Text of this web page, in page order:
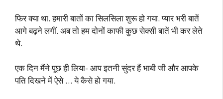
फिर क्या था. हमारी बातों का सिलसिला शुरू हो गया. प्यार भरी बातें
आगे बढ़ने लगीं. अब तो हम दोनों काफी कुछ सेक्सी बातें भी कर लेते
थे.
एक दिन मैंने पूछ ही लिया- आप इतनी सुंदर हैं भाबी जी और आपके
पति दिखने में ऐसे … ये कैसे हो गया.